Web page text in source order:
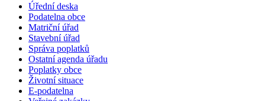
Úřední deska
Podatelna obce
Matriční úřad
Stavební úřad
Správa poplatků
Ostatní agenda úřadu
Poplatky obce
Životní situace
E-podatelna